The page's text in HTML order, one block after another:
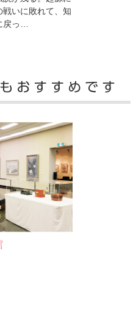
いに敗れて、知
戻っ…
の干支の置物を
す。植木鉢やガー
って…